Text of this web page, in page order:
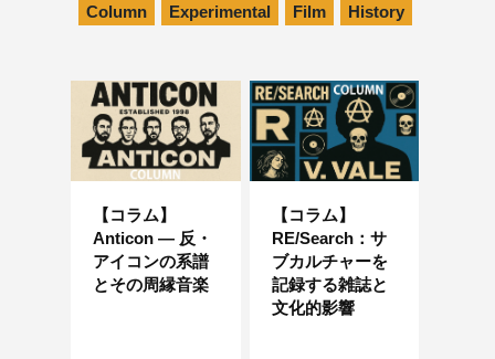
Column Experimental Film History
【コラム】
Anticon — 反・
アイコンの系譜
とその周縁音楽
【コラム】
RE/Search：サ
ブカルチャーを
記録する雑誌と
文化的影響